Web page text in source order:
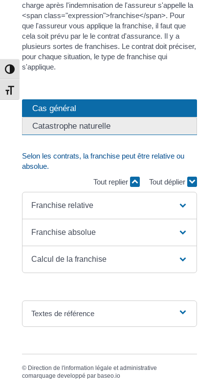
Passer en contraste élevé
Changer la taille de la police
charge après l'indemnisation de l'assureur s'appelle la
<span class="expression">franchise</span>. Pour
que l'assureur vous applique la franchise, il faut que
cela soit prévu par le le contrat d'assurance. Il y a
plusieurs sortes de franchises. Le contrat doit préciser,
pour chaque situation, le type de franchise qui
s'applique.
Cas général
Catastrophe naturelle
Selon les contrats, la franchise peut être relative ou
absolue.
Tout replier
Tout déplier
Franchise relative
Franchise absolue
Calcul de la franchise
Textes de référence
© Direction de l'information légale et administrative
comarquage developpé par baseo.io